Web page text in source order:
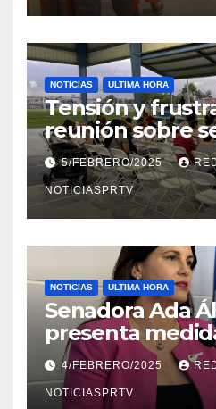
NOTICIAS ULTIMA HORA
Tensión y
reunión sobre
Reparto
5/FEBRERO/2025
NOTICIASPRTV
NOTICIAS ULTIMA HORA
Senadora Ada
presenta
violencia en el
4/FEBRERO/2025
NOTICIASPRTV